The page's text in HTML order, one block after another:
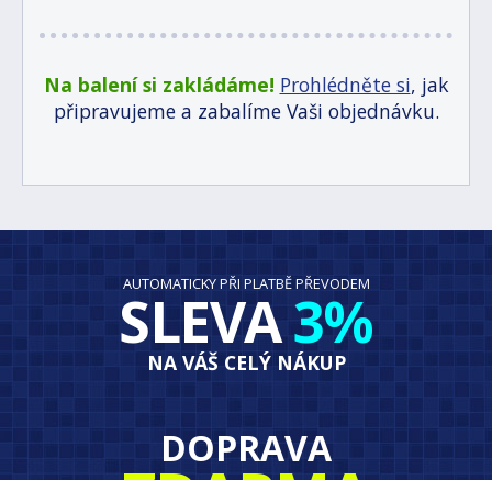
Na balení si zakládáme! Prohlédněte si, jak
připravujeme a zabalíme Vaši objednávku.
AUTOMATICKY PŘI PLATBĚ PŘEVODEM
SLEVA3%
NA VÁŠ CELÝ NÁKUP
DOPRAVA